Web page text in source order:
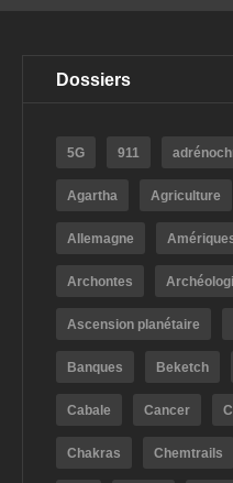
Dossiers
5G 911
Agartha Agriculture
Allemagne
Archontes
Ascension planétaire
Banques Beketch
Cabale Cancer
Chakras Chemtrails